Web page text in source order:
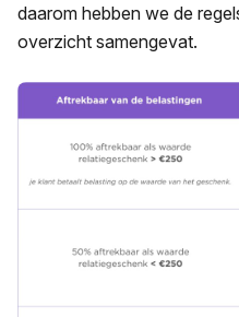
daarom hebben we de
overzicht samengevat.